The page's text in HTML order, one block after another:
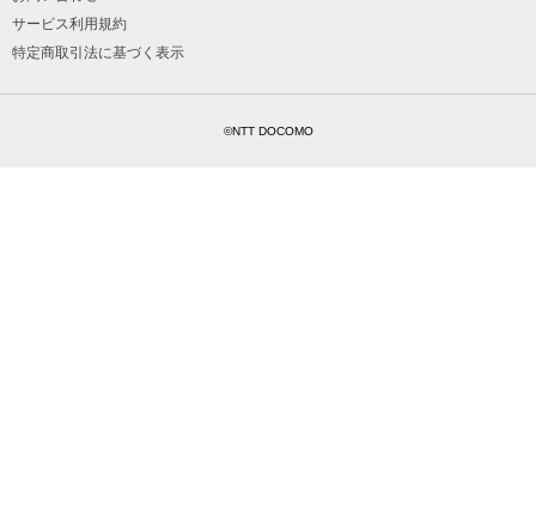
サービス利用規約
特定商取引法に基づく表示
©NTT DOCOMO